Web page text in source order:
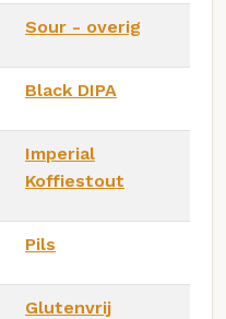
Sour - overig
Black DIPA
Imperial
Koffiestout
Pils
Glutenvrij